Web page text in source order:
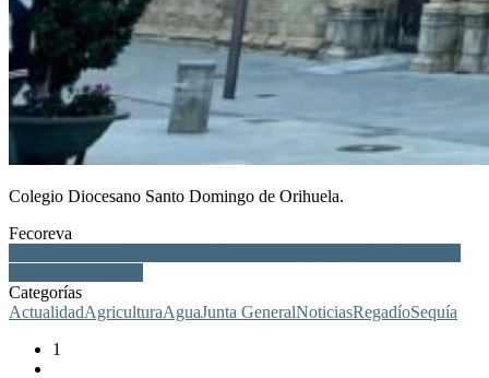
Colegio Diocesano Santo Domingo de Orihuela.
Fecoreva
Categorías
ActualidadAgriculturaAguaJunta GeneralNoticiasRegadíoSequía
1